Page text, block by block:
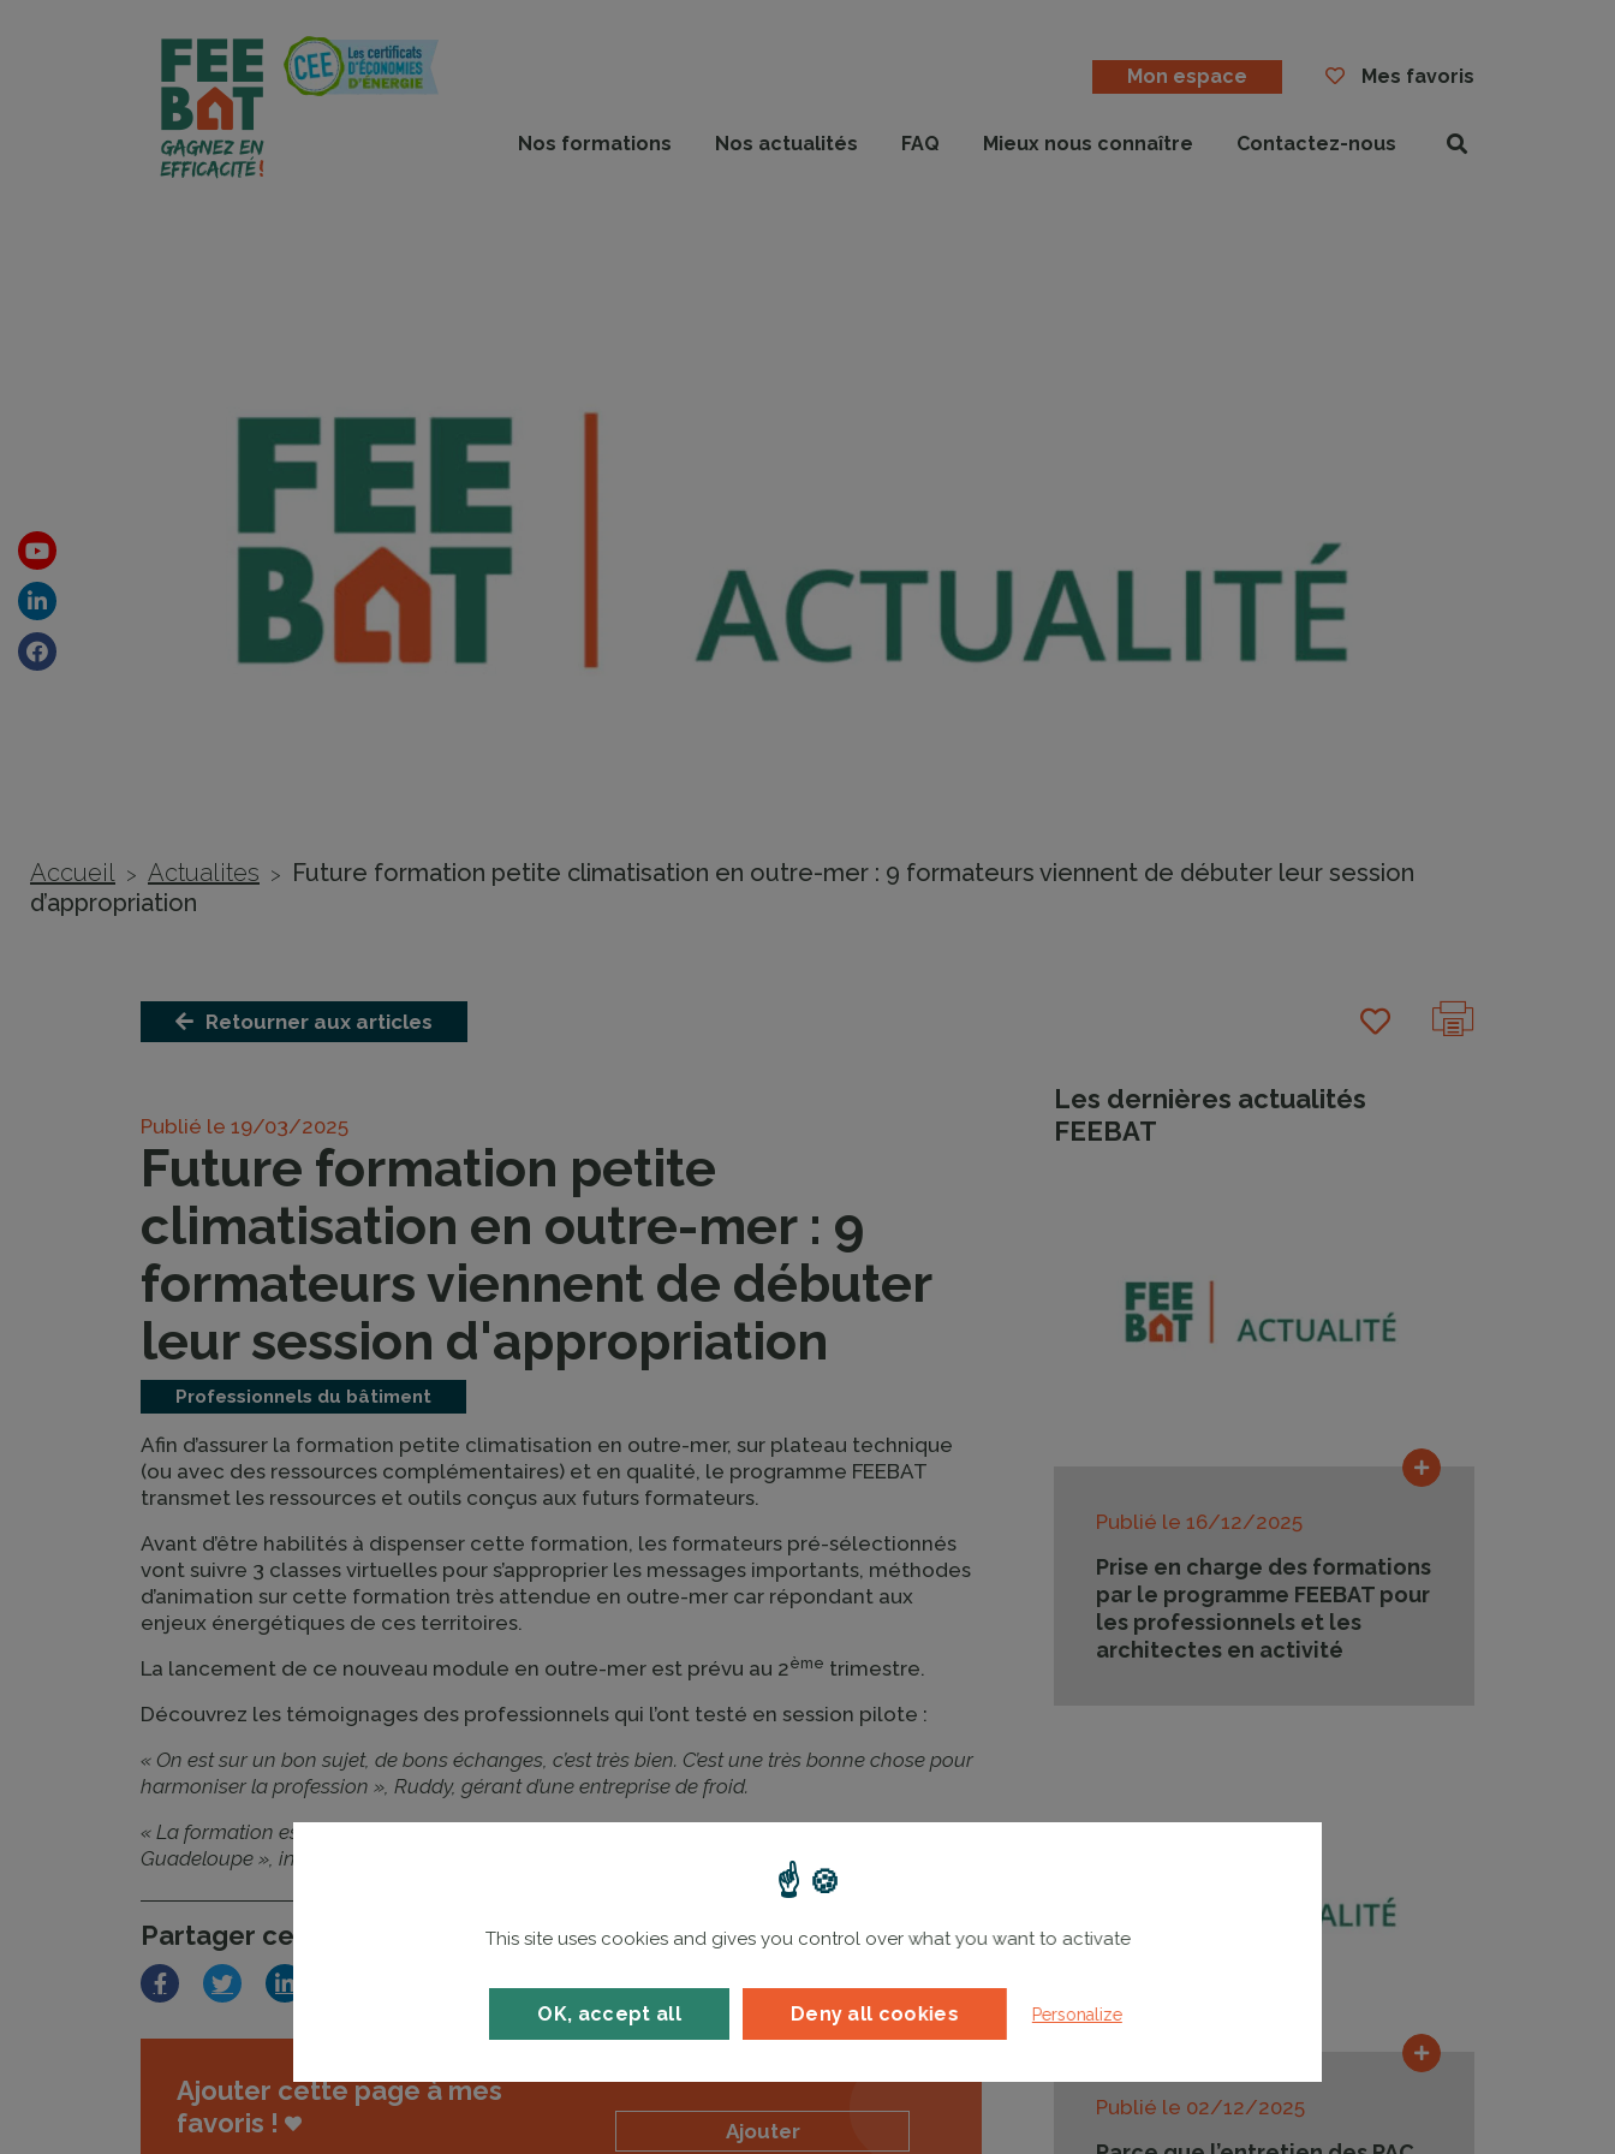
Mon espace Mes favoris
Nos formations Nos actualités FAQ Mieux nous connaître Contactez-nous
Accueil > Actualites > Future formation petite climatisation en outre-mer : 9 formateurs viennent de débuter leur session
d’appropriation
Retourner aux articles
Publié le 19/03/2025
Future formation petite
climatisation en outre-mer : 9
formateurs viennent de débuter
leur session d'appropriation
Professionnels du bâtiment
Afin d’assurer la formation petite climatisation en outre-mer, sur plateau technique
(ou avec des ressources complémentaires) et en qualité, le programme FEEBAT
transmet les ressources et outils conçus aux futurs formateurs.
Avant d’être habilités à dispenser cette formation, les formateurs pré-sélectionnés
vont suivre 3 classes virtuelles pour s’approprier les messages importants, méthodes
d’animation sur cette formation très attendue en outre-mer car répondant aux
enjeux énergétiques de ces territoires.
La lancement de ce nouveau module en outre-mer est prévu au 2ème trimestre.
Découvrez les témoignages des professionnels qui l’ont testé en session pilote :
« On est sur un bon sujet, de bons échanges, c’est très bien. C’est une très bonne chose pour
harmoniser la profession », Ruddy, gérant d’une entreprise de froid.
« La formation est dynamique, ce n’est pas soporifique et c’est vraiment adapté à la
Guadeloupe », indique Gwenaël, technicien d’une entreprise de froid.
Partager cet article
FacebookTwitterLinkedIn
Ajouter cette page à mes
favoris !
Ajouter
Les dernières actualités
FEEBAT
Publié le 16/12/2025
Prise en charge des formations
par le programme FEEBAT pour
les professionnels et les
architectes en activité
Lire la suite
Publié le 02/12/2025
Lire la suite
Youtube
Linkedin
Facebook
This site uses cookies and gives you control over what you want to activate
OK, accept all Deny all cookies Personalize